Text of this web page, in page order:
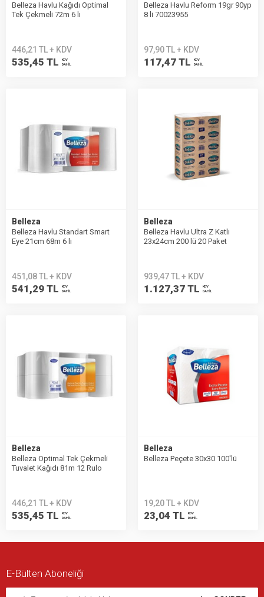
Belleza Havlu Kağıdı Optimal
Tek Çekmeli 72m 6 lı
446,21 TL + KDV
535,45 TL
KDV
DAHİL
Belleza Havlu Reform 19gr 90yp
8 li 70023955
97,90 TL + KDV
117,47 TL
KDV
DAHİL
Belleza
Belleza Havlu Standart Smart
Eye 21cm 68m 6 lı
451,08 TL + KDV
541,29 TL
KDV
DAHİL
Belleza
Belleza Havlu Ultra Z Katlı
23x24cm 200 lü 20 Paket
939,47 TL + KDV
1.127,37 TL
KDV
DAHİL
Belleza
Belleza Optimal Tek Çekmeli
Tuvalet Kağıdı 81m 12 Rulo
446,21 TL + KDV
535,45 TL
KDV
DAHİL
Belleza
Belleza Peçete 30x30 100′lü
19,20 TL + KDV
23,04 TL
KDV
DAHİL
E-Bülten Aboneliği